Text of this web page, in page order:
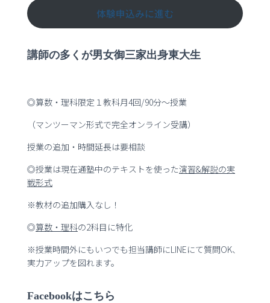
体験申込みに進む
講師の多くが男女御三家出身東大生
◎算数・理科限定１教科月4回/90分～授業
（マンツーマン形式で完全オンライン受講）
授業の追加・時間延長は要相談
◎授業は現在通塾中のテキストを使った演習&解説の実
戦形式
※教材の追加購入なし！
◎算数・理科の2科目に特化
※授業時間外にもいつでも担当講師にLINEにて質問OK、
実力アップを図れます。
Facebookはこちら